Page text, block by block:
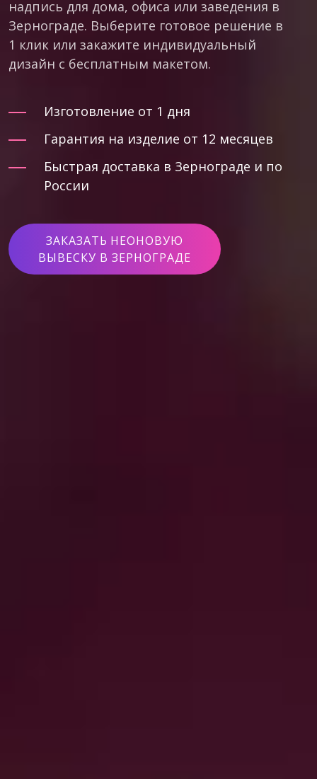
надпись для дома, офиса или заведения в
Зернограде. Выберите готовое решение в
1 клик или закажите индивидуальный
дизайн с бесплатным макетом.
Изготовление от 1 дня
Гарантия на изделие от 12 месяцев
Быстрая доставка в Зернограде и по
России
ЗАКАЗАТЬ НЕОНОВУЮ
ВЫВЕСКУ В ЗЕРНОГРАДЕ